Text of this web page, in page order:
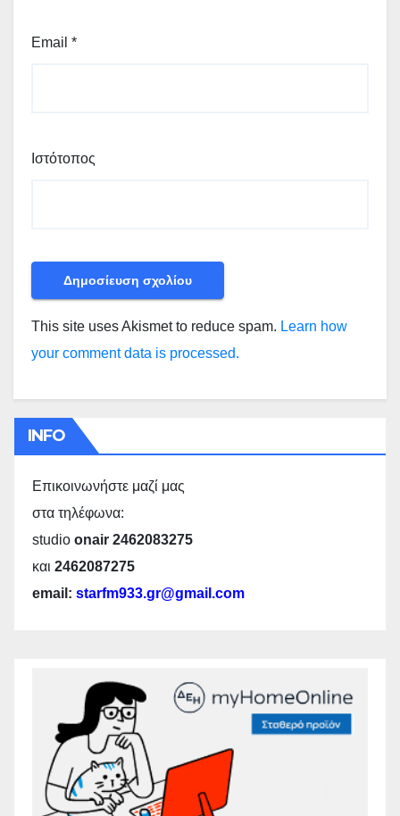
Email *
Ιστότοπος
This site uses Akismet to reduce spam. Learn how
your comment data is processed.
INFO
Επικοινωνήστε μαζί μας
στα τηλέφωνα:
studio onair 2462083275
και 2462087275
email: starfm933.gr@gmail.com